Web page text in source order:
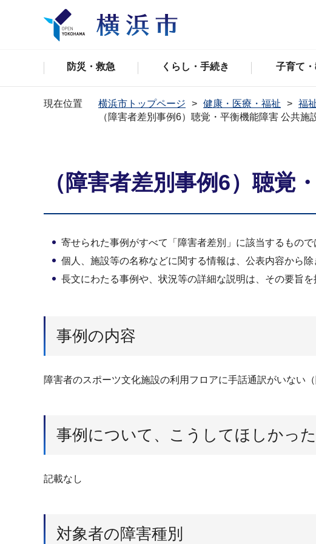
防災・救急 くらし・手続き 子育て
現在位置 横浜市トップページ 健康・医療・福祉 福
（障害者差別事例6）聴覚・平衡機能障害 公共施
（障害者差別事例6）聴覚
寄せられた事例がすべて「障害者差別」に該当するもの
個人、施設等の名称などに関する情報は、公表内容から除
長文にわたる事例や、状況等の詳細な説明は、その要旨を
事例の内容
障害者のスポーツ文化施設の利用フロアに手話通訳がいない
事例について、こうしてほしかっ
記載なし
対象者の障害種別